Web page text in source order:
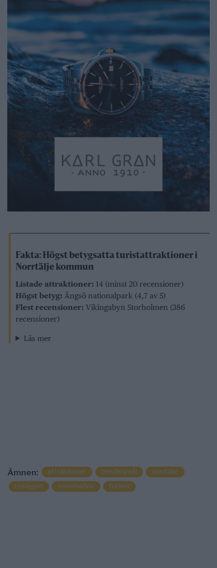
Fakta: Högst betygsatta turistattraktioner i
Norrtälje kommun
Listade attraktioner: 14 (minst 20 recensioner)
Högst betyg: Ängsö nationalpark (4,7 av 5)
Flest recensioner: Vikingabyn Storholmen (386
recensioner)
Läs mer
Ämnen: attraktioner besöksmål
norrtälje
roslagen
sommarlov turism